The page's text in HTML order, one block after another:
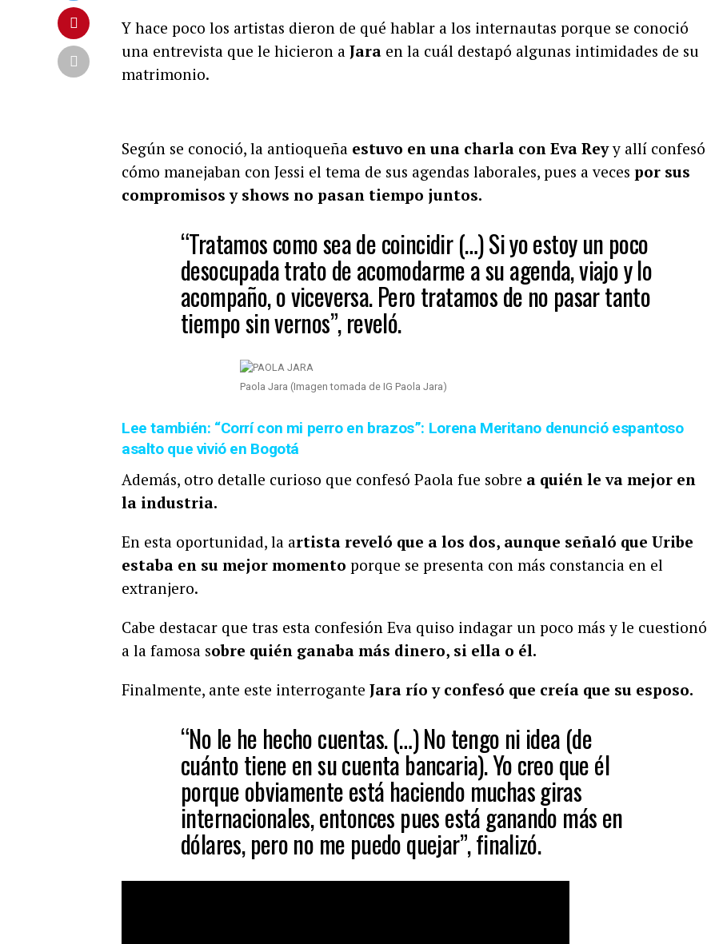
Y hace poco los artistas dieron de qué hablar a los internautas porque se conoció
una entrevista que le hicieron a Jara en la cuál destapó algunas intimidades de su
matrimonio.
Según se conoció, la antioqueña estuvo en una charla con Eva Reyy allí confesó
cómo manejaban con Jessi el tema de sus agendas laborales, pues a veces por sus
compromisos y shows no pasan tiempo juntos.
“Tratamos como sea de coincidir (…) Si yo estoy un poco
desocupada trato de acomodarme a su agenda, viajo y lo
acompaño, o viceversa. Pero tratamos de no pasar tanto
tiempo sin vernos”, reveló.
Paola Jara (Imagen tomada de IG Paola Jara)
Lee también: “Corrí con mi perro en brazos”: Lorena Meritano denunció espantoso
asalto que vivió en Bogotá
Además, otro detalle curioso que confesó Paola fue sobre a quién le va mejor en
la industria.
En esta oportunidad, la artista reveló que a los dos, aunque señaló que Uribe
estaba en su mejor momento porque se presenta con más constancia en el
extranjero.
Cabe destacar que tras esta confesión Eva quiso indagar un poco más y le cuestionó
a la famosa sobre quién ganaba más dinero, si ella o él.
Finalmente, ante este interrogante Jara río y confesó que creía que su esposo.
“No le he hecho cuentas. (…) No tengo ni idea (de
cuánto tiene en su cuenta bancaria). Yo creo que él
porque obviamente está haciendo muchas giras
internacionales, entonces pues está ganando más en
dólares, pero no me puedo quejar”, finalizó.